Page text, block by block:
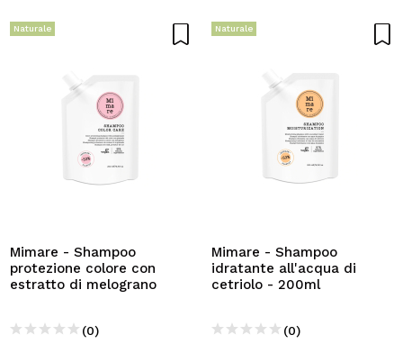
Naturale
Mimare - Shampoo
protezione colore con
estratto di melograno
(0)
Naturale
Mimare - Shampoo
idratante all'acqua di
cetriolo - 200ml
(0)